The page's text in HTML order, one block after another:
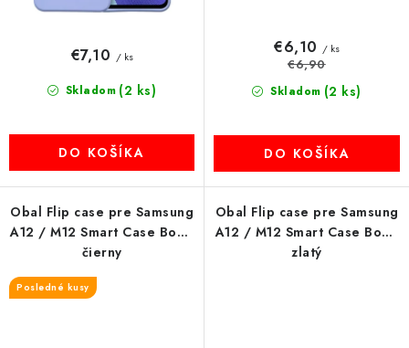
Skladom (2 ks)
€7,10 / ks
DO KOŠÍKA
Skladom (2 ks)
€6,10 / ks
€6,90
DO KOŠÍKA
Obal Flip case pre Samsung
A12 / M12 Smart Case Book
čierny
Posledné kusy
Obal Flip case pre Samsung
A12 / M12 Smart Case Book
zlatý